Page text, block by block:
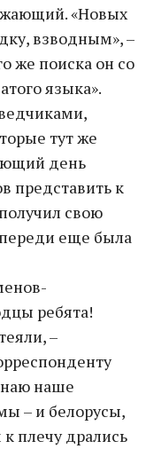
«Новых
взводным», –
же поиска он со
языка».
тут же
день
представить к
свою
еще была
ребята!
–
наше
– и белорусы,
плечу дрались